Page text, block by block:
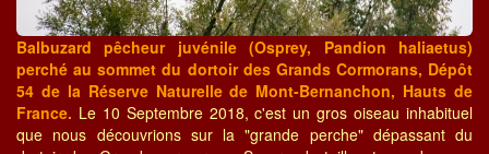
Balbuzard pêcheur juvénile (Osprey, Pandion haliaetus)
perché au sommet du dortoir des Grands Cormorans, Dépôt
54 de la Réserve Naturelle de Mont-Bernanchon, Hauts de
France. Le 10 Septembre 2018, c'est un gros oiseau inhabituel
que nous découvrions sur la "grande perche" dépassant du